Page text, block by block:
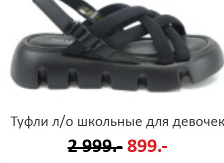
Туфли л/о школьные для
2 999.- 899.-